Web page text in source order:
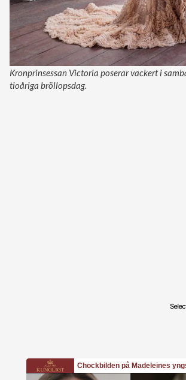
Kronprinsessan Victoria poserar vackert i
tioåriga bröllopsdag.